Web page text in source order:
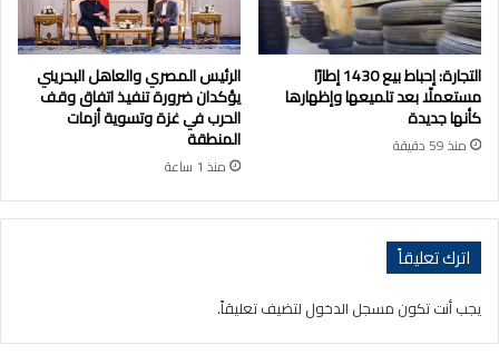
التجارة: إحباط بيع 1430 إطارًا
مستعملًا بعد تلميعها وإظهارها
كأنها جديدة
منذ 59 دقيقة
الرئيس المصري والعاهل البحريني
يؤكدان ضرورة تنفيذ اتفاق وقف
الحرب في غزة وتسوية أزمات
المنطقة
منذ 1 ساعة
اترك تعليقاً
يجب أنت تكون مسجل الدخول لتضيف تعليقاً.